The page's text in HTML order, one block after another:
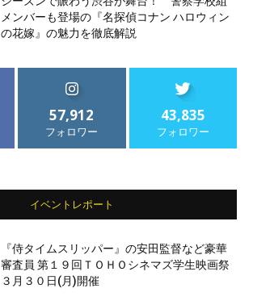
メンバーも登場の『名探偵コナン ハロウィン
の花嫁』の魅力を徹底解説
57,912
フォロワー
43,835
フォロワー
イベントレポート
『侍タイムスリッパー』の安田監督など豪華
審査員 第１９回ＴＯＨＯシネマズ学生映画祭
３月３０日(月)開催